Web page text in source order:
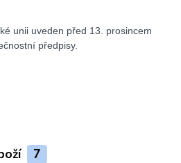
unii uveden před 13. prosincem
předpisy.
7